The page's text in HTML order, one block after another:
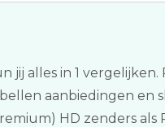
alles in 1 vergelijken.
aanbiedingen en
HD zenders als